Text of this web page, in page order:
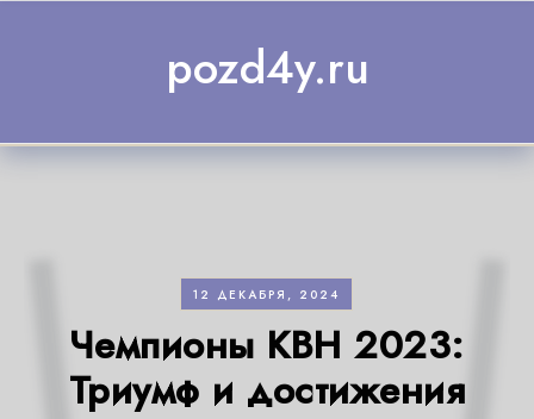
pozd4y.ru
12 ДЕКАБРЯ, 2024
Чемпионы КВН 2023:
Триумф и достижения